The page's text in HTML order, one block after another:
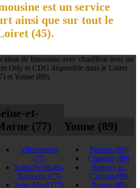
est un service
ainsi que sur tout le
(45).
de limousine avec chauffeur avec un
Orly et CDG disponible dans le Loiret
et Yonne (89).
et-
(77)
Villemareuil
(77)
Saint-Pierre-lès-
Nemours (77)
Saint-Mard(77)
Yonne (89)
Perreux (89)
Charbuy (89)
Bleigny-le-
Carreau(89)
Rosoy (89)